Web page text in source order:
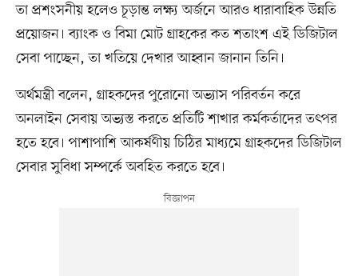
তা প্রশংসনীয় হলেও চূড়ান্ত লক্ষ্য অর্জনে আরও ধারাবাহিক উন্নতি
প্রয়োজন। ব্যাংক ও বিমা মোট গ্রাহকের কত শতাংশ এই ডিজিটাল
সেবা পাচ্ছেন, তা খতিয়ে দেখার আহ্বান জানান তিনি।
অর্থমন্ত্রী বলেন, গ্রাহকদের পুরোনো অভ্যাস পরিবর্তন করে
অনলাইন সেবায় অভ্যস্ত করতে প্রতিটি শাখার কর্মকর্তাদের তৎপর
হতে হবে। পাশাপাশি আকর্ষণীয় চিঠির মাধ্যমে গ্রাহকদের ডিজিটাল
সেবার সুবিধা সম্পর্কে অবহিত করতে হবে।